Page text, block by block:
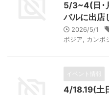
5/3~4(日･
バルに出店
2026/5/1
ボジア
カンボ
イベント情報
4/18.19(土